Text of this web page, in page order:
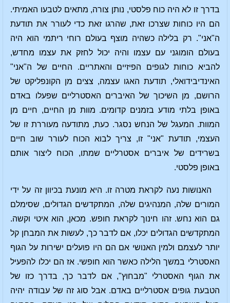
בדרך זו לא היה כוח פלסטי, נותן צורה, מתאים לטבעו האמיתי.
הם היו כוחות שצרכו זאת, שהרגו זאת כדי לעורר את תודעת
ה"אני". רק בלילה כשהיה מוצף בעולם רוחי ריתמי הוא היה
בעולם הומוגני עם עצמו והיה יכול לחזק את עצמו מחדש,
להביא כוחות לגופים הפיזיים והאתריים. החיים של ה"אני"
האינדיבידואלי, תודעת האגו עצמה, צצים מן הקונפליקט של
הרושם, מן השיכוך של האיברים האסטרליים שפעלו באדם
באופן בלתי מודע בזמנים קדומים. מוות מן החיים, חיים מן
המוות. המעגל של הנחש נסגר. כעת, מתודעה מעוררת זו של
העצמי, תודעת "אני" זו, צריך לבוא הכוח לעורר שוב חיים
בשרידים של איברים אסטרליים שמתו, הכוח ליצור אותם
באופן פלסטי.
האנושות נעה לקראת מטרה זו. היא מונעת בכיוון זה על ידי
המורים שלה, המנהיגים שלה, המתקדשים הגדולים, שסימלם
גם הוא נחש. זהו חינוך לקראת חופש. מכאן, הוא איטי וקשה.
המתקדשים הגדולים יכלו, אם לדבר כך, לעשות את המבחן קל
יותר לעצמם ולמין האנושי אם הם היו פועלים ישירות על הגוף
האסטרלי במשך הלילה כאשר הוא חופשי. אז הם יכלו להפעיל
את הגוף האסטרלי "מבחוץ", אם לדבר כך, בדרך כזו של
הטבעת גופים אסטרליים באדם. אבל סוג זה של עבודה יהיה